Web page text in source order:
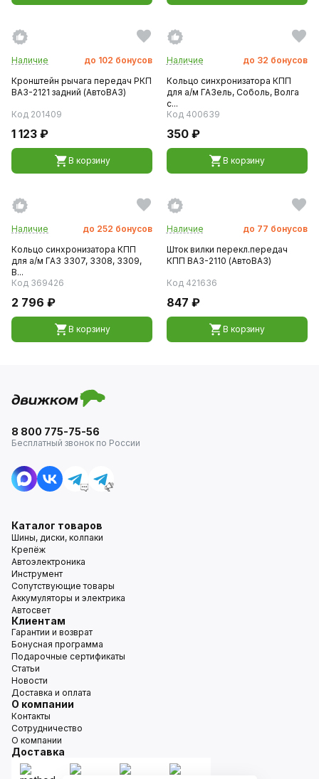
Наличие до 102 бонусов
Кронштейн рычага передач РКП
ВАЗ-2121 задний (АвтоВАЗ)
Код 201409
1 123 ₽
В корзину
Наличие до 32 бонусов
Кольцо синхронизатора КПП
для а/м ГАЗель, Соболь, Волга
c...
Код 400639
350 ₽
В корзину
Наличие до 252 бонусов
Кольцо синхронизатора КПП
для а/м ГАЗ 3307, 3308, 3309,
В...
Код 369426
2 796 ₽
В корзину
Наличие до 77 бонусов
Шток вилки перекл.передач
КПП ВАЗ-2110 (АвтоВАЗ)
Код 421636
847 ₽
В корзину
8 800 775-75-56
Бесплатный звонок по России
Каталог товаров
Шины, диски, колпаки
Крепёж
Автоэлектроника
Инструмент
Сопутствующие товары
Аккумуляторы и электрика
Автосвет
Клиентам
Гарантии и возврат
Бонусная программа
Подарочные сертификаты
Статьи
Новости
Доставка и оплата
О компании
Контакты
Сотрудничество
О компании
Доставка